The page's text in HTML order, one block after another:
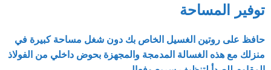
توفير المساحة
حافظ على روتين الغسيل الخاص بك دون شغل مساحة كبيرة في
منزلك مع هذه الغسالة المدمجة والمجهزة بحوض داخلي من الفولاذ